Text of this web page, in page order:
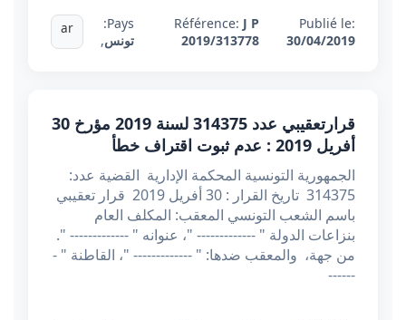
Publié le:
30/04/2019
Référence: J P
2019/313778
Pays:
تونس,
ar
قرارتعقيبي عدد 314375 ​​​​​​​لسنة 2019 مؤرخ 30
أفريل 2019 : عدم ثبوت اقتراف خطأ
الجمهورية التونسية المحكمة الإدارية القضية عدد:
314375 تاريخ القرار : 30 أفريل 2019 قرار تعقيبي
باسم الشعب التونسي المعقب: المكلف العام
بنزاعات الدولة " ------------- "، عنوانه " ------------- ".
من جهة، والمعقب ضدها: " ------------- "، القاطنة " -
------